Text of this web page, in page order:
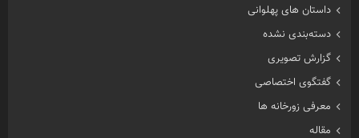
داستان های پهلوانی
دسته‌بندی نشده
گزارش تصویری
گفتگوی اختصاصی
معرفی زورخانه ها
مقاله